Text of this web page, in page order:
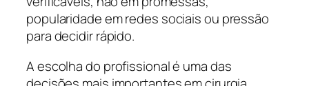
popularidade em redes sociais ou pressão
para decidir rápido.
A escolha do profissional é uma das